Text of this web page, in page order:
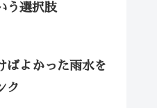
う選択肢
ばよかった雨水を
ク